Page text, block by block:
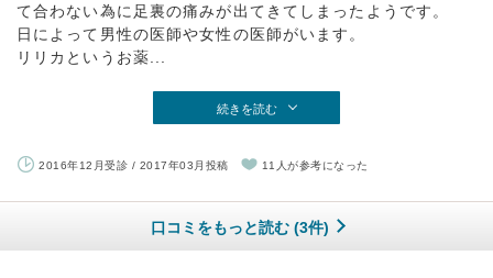
て合わない為に足裏の痛みが出てきてしまったようです。
日によって男性の医師や女性の医師がいます。
リリカというお薬...
続きを読む
2016年12月受診 / 2017年03月投稿 11人が参考になった
口コミをもっと読む (3件)